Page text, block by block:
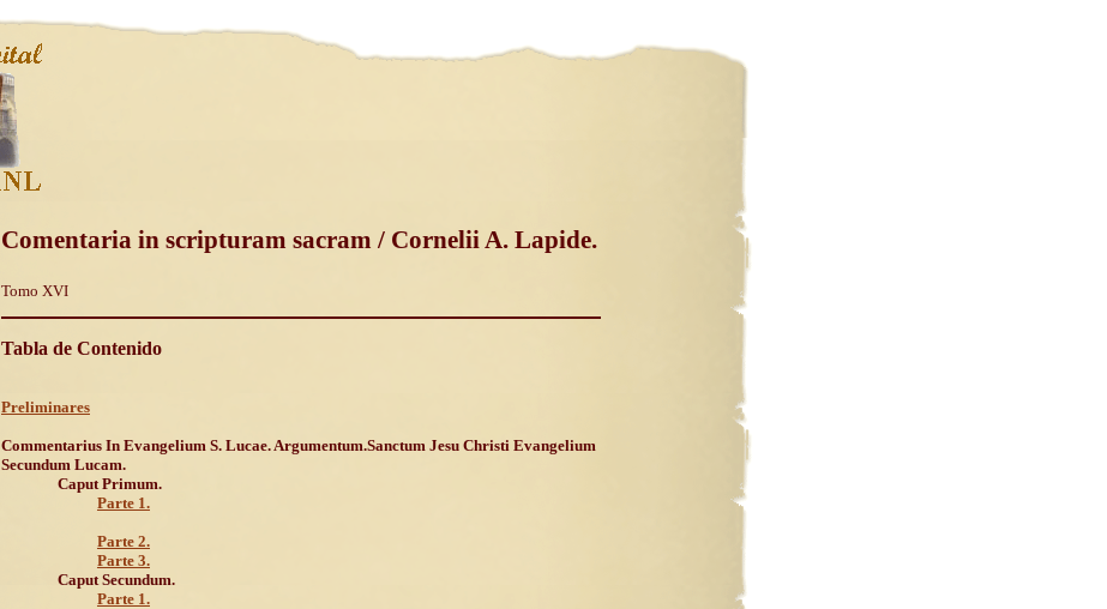
Comentaria in scripturam sacram / Cornelii A. Lapide.
Tomo XVI
Tabla de Contenido
Preliminares
Commentarius In Evangelium S. Lucae. Argumentum.Sanctum Jesu Christi Evangelium
Secundum Lucam.
Caput Primum.
Parte 1.
Parte 2.
Parte 3.
Caput Secundum.
Parte 1.